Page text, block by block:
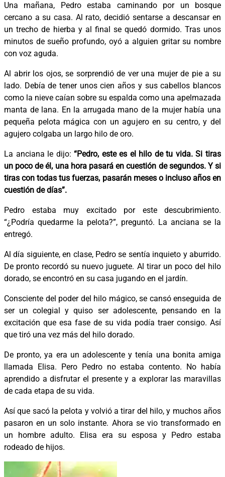
Una mañana, Pedro estaba caminando por un bosque
cercano a su casa. Al rato, decidió sentarse a descansar en
un trecho de hierba y al final se quedó dormido. Tras unos
minutos de sueño profundo, oyó a alguien gritar su nombre
con voz aguda.
Al abrir los ojos, se sorprendió de ver una mujer de pie a su
lado. Debía de tener unos cien años y sus cabellos blancos
como la nieve caían sobre su espalda como una apelmazada
manta de lana. En la arrugada mano de la mujer había una
pequeña pelota mágica con un agujero en su centro, y del
agujero colgaba un largo hilo de oro.
La anciana le dijo:“Pedro, este es el hilo de tu vida. Si tiras
un poco de él, una hora pasará en cuestión de segundos. Y si
tiras con todas tus fuerzas, pasarán meses o incluso años en
cuestión de días”.
Pedro estaba muy excitado por este descubrimiento.
“¿Podría quedarme la pelota?”, preguntó. La anciana se la
entregó.
Al día siguiente, en clase, Pedro se sentía inquieto y aburrido.
De pronto recordó su nuevo juguete. Al tirar un poco del hilo
dorado, se encontró en su casa jugando en el jardín.
Consciente del poder del hilo mágico, se cansó enseguida de
ser un colegial y quiso ser adolescente, pensando en la
excitación que esa fase de su vida podía traer consigo. Así
que tiró una vez más del hilo dorado.
De pronto, ya era un adolescente y tenía una bonita amiga
llamada Elisa. Pero Pedro no estaba contento. No había
aprendido a disfrutar el presente y a explorar las maravillas
de cada etapa de su vida.
Así que sacó la pelota y volvió a tirar del hilo, y muchos años
pasaron en un solo instante. Ahora se vio transformado en
un hombre adulto. Elisa era su esposa y Pedro estaba
rodeado de hijos.